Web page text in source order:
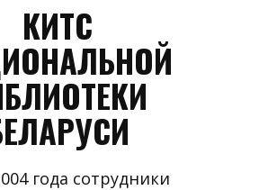
КИТС
года сотрудники